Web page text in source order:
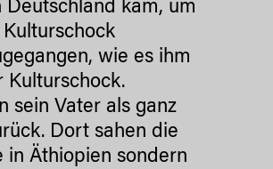
kam, um
wie es ihm
Kulturschock.
sein Vater als ganz
Dort sahen die
in Äthiopien sondern